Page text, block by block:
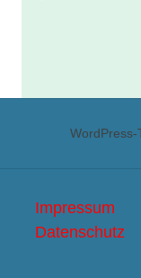
WordPress-
Impressum
Datenschutz